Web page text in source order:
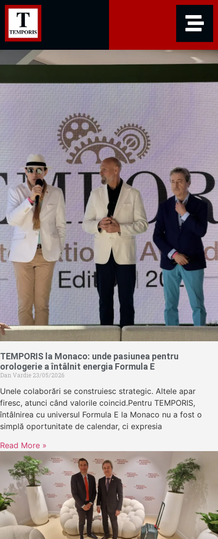
TEMPORIS la Monaco: unde pasiunea pentru
orologerie a întâlnit energia Formula E
Dan Vardie 23/05/2026
Unele colaborări se construiesc strategic. Altele apar
firesc, atunci când valorile coincid.Pentru TEMPORIS,
întâlnirea cu universul Formula E la Monaco nu a fost o
simplă oportunitate de calendar, ci expresia
Read More »